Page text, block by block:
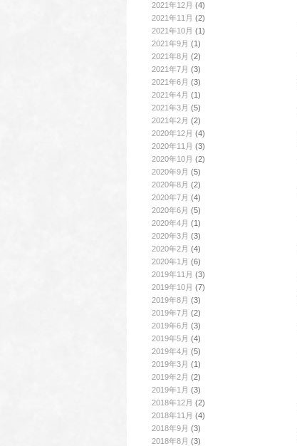
2021年12月 (4)
2021年11月 (2)
2021年10月 (1)
2021年9月 (1)
2021年8月 (2)
2021年7月 (3)
2021年6月 (3)
2021年4月 (1)
2021年3月 (5)
2021年2月 (2)
2020年12月 (4)
2020年11月 (3)
2020年10月 (2)
2020年9月 (5)
2020年8月 (2)
2020年7月 (4)
2020年6月 (5)
2020年4月 (1)
2020年3月 (3)
2020年2月 (4)
2020年1月 (6)
2019年11月 (3)
2019年10月 (7)
2019年8月 (3)
2019年7月 (2)
2019年6月 (3)
2019年5月 (4)
2019年4月 (5)
2019年3月 (1)
2019年2月 (2)
2019年1月 (3)
2018年12月 (2)
2018年11月 (4)
2018年9月 (3)
2018年8月 (3)